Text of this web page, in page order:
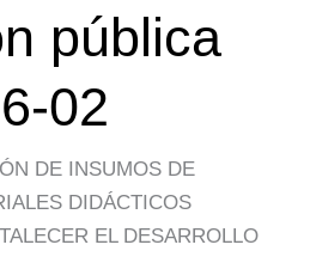
pública
02
DE INSUMOS DE
DIDÁCTICOS
EL DESARROLLO